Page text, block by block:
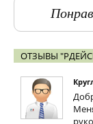
ОТЗЫВЫ